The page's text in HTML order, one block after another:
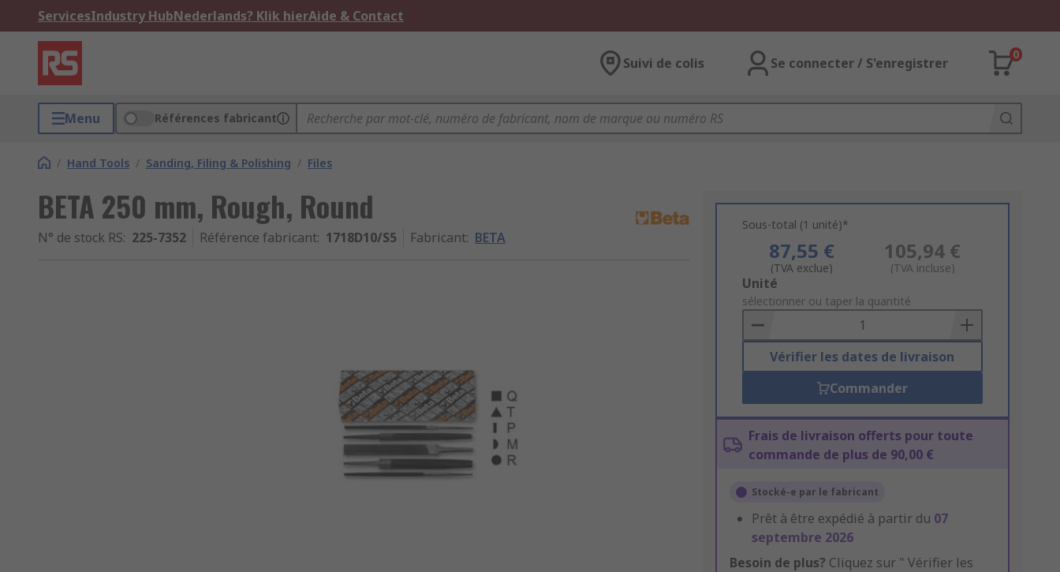
ServicesIndustry HubNederlands? Klik hierAide & Contact
Suivi de colis Se connecter / S'enregistrer
0
Menu Références fabricant
/ Hand Tools / Sanding, Filing & Polishing / Files
BETA 250 mm, Rough, Round
N° de stock RS: 225-7352 Référence fabricant: 1718D10/S5 Fabricant: BETA
Sous-total (1 unité)*
87,55 €
(TVA exclue)
105,94 €
(TVA incluse)
Add
to
Basket
Unité
sélectionner ou taper la quantité
Vérifier les dates de livraison
Commander
Frais de livraison offerts pour toute
commande de plus de 90,00 €
Stocké-e par le fabricant
Prêt à être expédié à partir du 07
septembre 2026
Besoin de plus? Cliquez sur " Vérifier les